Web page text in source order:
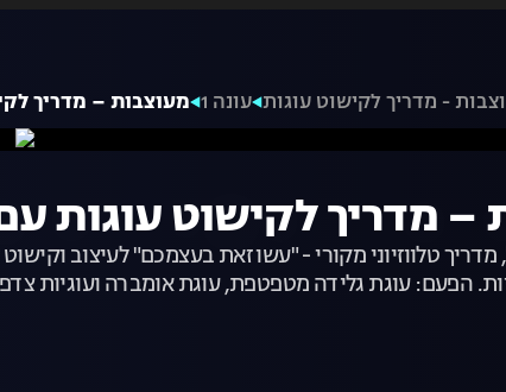
- מדריך לקישוט עוגות עונה 1 מעוצבות – מדריך לקישוט
לקישוט עוגות עם איה תמם,
טלווזיוני מקורי - "עשו זאת בעצמכם" לעיצוב
הפעם: עוגת גלידה מטפטפת, עוגת אומברה ועוגיות